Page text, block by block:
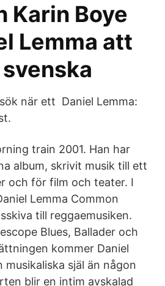
Karin Boye
Lemma att
när ett Daniel Lemma:
train 2001. Han har
album, skrivit musik till ett
och för film och teater. I
Lemma Common
till reggaemusiken.
Blues, Ballader och
kommer Daniel
musikaliska själ än någon
blir en intim avskalad